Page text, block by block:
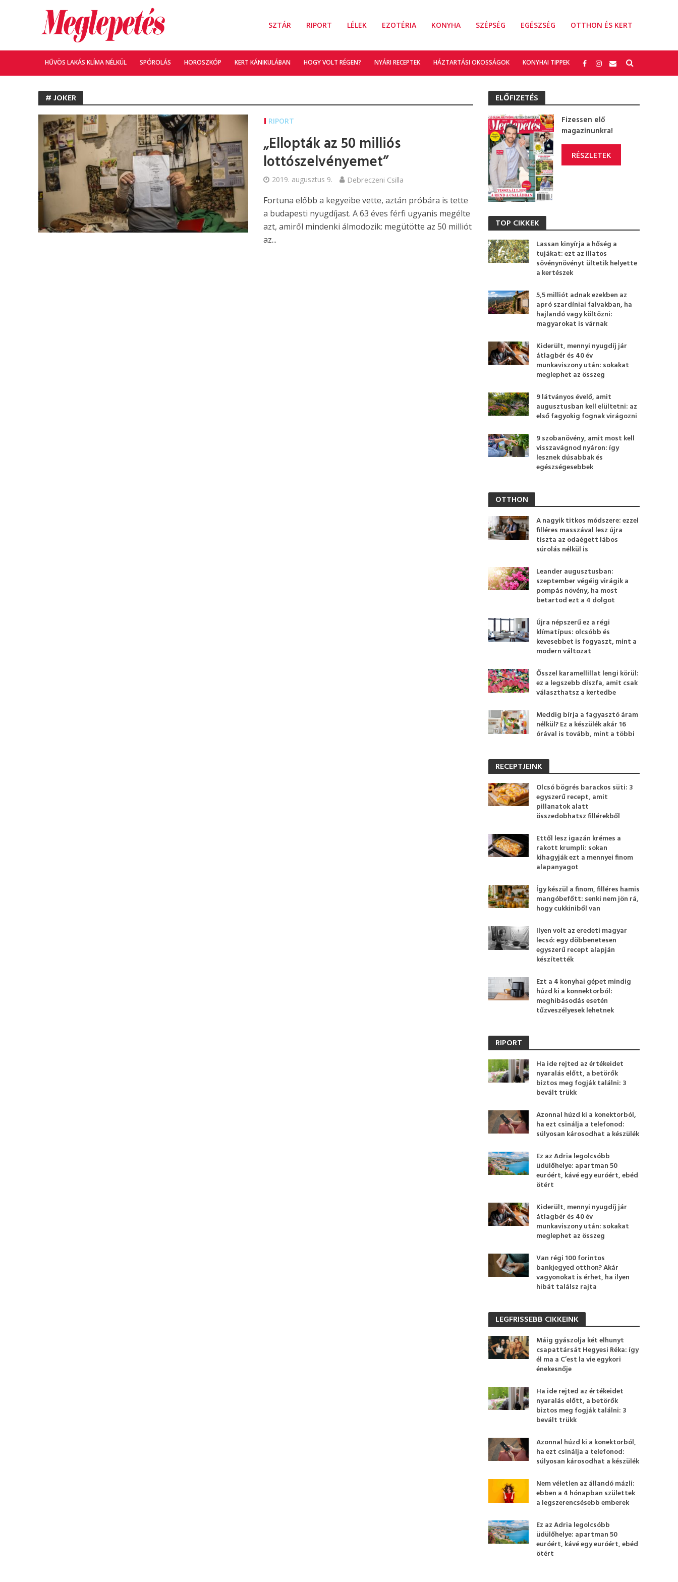
SZTÁR RIPORT LÉLEK EZOTÉRIA KONYHA SZÉPSÉG EGÉSZSÉG OTTHON ÉS KERT
HŰVÖS LAKÁS KLÍMA NÉLKÜL SPÓROLÁS HOROSZKÓP KERT KÁNIKULÁBAN HOGY VOLT RÉGEN? NYÁRI RECEPTEK HÁZTARTÁSI OKOSSÁGOK KONYHAI TIPPEK
# JOKER
RIPORT
„Ellopták az 50 milliós
lottószelvényemet”
2019. augusztus 9. Debreczeni Csilla
Fortuna előbb a kegyeibe vette, aztán próbára is tette
a budapesti nyugdíjast. A 63 éves férfi ugyanis megélte
azt, amiről mindenki álmodozik: megütötte az 50 milliót
az...
ELŐFIZETÉS
Fizessen elő
magazinunkra!
RÉSZLETEK
TOP CIKKEK
Lassan kinyírja a hőség a
tujákat: ezt az illatos
sövénynövényt ültetik helyette
a kertészek
5,5 milliót adnak ezekben az
apró szardíniai falvakban, ha
hajlandó vagy költözni:
magyarokat is várnak
Kiderült, mennyi nyugdíj jár
átlagbér és 40 év
munkaviszony után: sokakat
meglephet az összeg
9 látványos évelő, amit
augusztusban kell elültetni: az
első fagyokig fognak virágozni
9 szobanövény, amit most kell
visszavágnod nyáron: így
lesznek dúsabbak és
egészségesebbek
OTTHON
A nagyik titkos módszere: ezzel
filléres masszával lesz újra
tiszta az odaégett lábos
súrolás nélkül is
Leander augusztusban:
szeptember végéig virágik a
pompás növény, ha most
betartod ezt a 4 dolgot
Újra népszerű ez a régi
klímatípus: olcsóbb és
kevesebbet is fogyaszt, mint a
modern változat
Ősszel karamellillat lengi körül:
ez a legszebb díszfa, amit csak
választhatsz a kertedbe
Meddig bírja a fagyasztó áram
nélkül? Ez a készülék akár 16
órával is tovább, mint a többi
RECEPTJEINK
Olcsó bögrés barackos süti: 3
egyszerű recept, amit
pillanatok alatt
összedobhatsz fillérekből
Ettől lesz igazán krémes a
rakott krumpli: sokan
kihagyják ezt a mennyei finom
alapanyagot
Így készül a finom, filléres hamis
mangóbefőtt: senki nem jön rá,
hogy cukkiniből van
Ilyen volt az eredeti magyar
lecsó: egy döbbenetesen
egyszerű recept alapján
készítették
Ezt a 4 konyhai gépet mindig
húzd ki a konnektorból:
meghibásodás esetén
tűzveszélyesek lehetnek
RIPORT
Ha ide rejted az értékeidet
nyaralás előtt, a betörők
biztos meg fogják találni: 3
bevált trükk
Azonnal húzd ki a konektorból,
ha ezt csinálja a telefonod:
súlyosan károsodhat a készülék
Ez az Adria legolcsóbb
üdülőhelye: apartman 50
euróért, kávé egy euróért, ebéd
ötért
Kiderült, mennyi nyugdíj jár
átlagbér és 40 év
munkaviszony után: sokakat
meglephet az összeg
Van régi 100 forintos
bankjegyed otthon? Akár
vagyonokat is érhet, ha ilyen
hibát találsz rajta
LEGFRISSEBB CIKKEINK
Máig gyászolja két elhunyt
csapattársát Hegyesi Réka: így
él ma a C’est la vie egykori
énekesnője
Ha ide rejted az értékeidet
nyaralás előtt, a betörők
biztos meg fogják találni: 3
bevált trükk
Azonnal húzd ki a konektorból,
ha ezt csinálja a telefonod:
súlyosan károsodhat a készülék
Nem véletlen az állandó mázli:
ebben a 4 hónapban születtek
a legszerencsésebb emberek
Ez az Adria legolcsóbb
üdülőhelye: apartman 50
euróért, kávé egy euróért, ebéd
ötért